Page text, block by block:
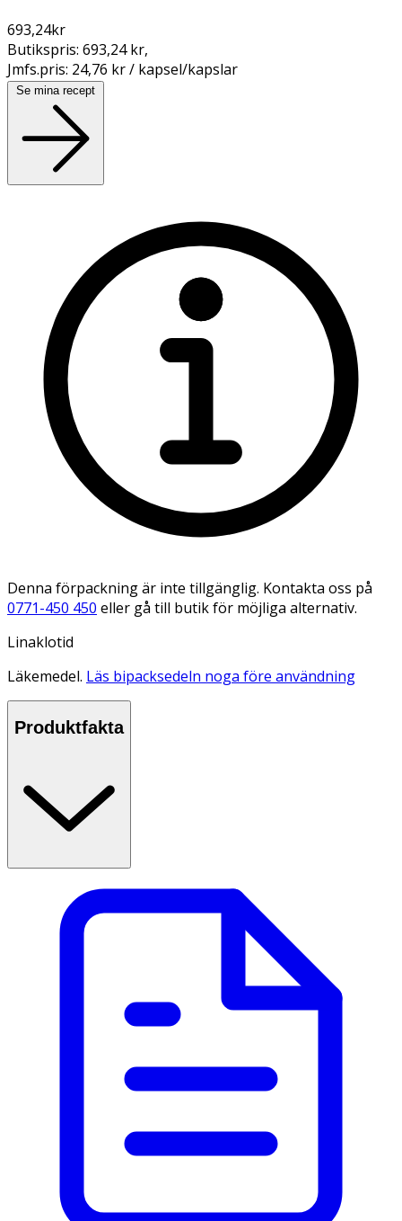
693,24kr
Butikspris: 693,24 kr,
Jmfs.pris: 24,76 kr / kapsel/kapslar
Se mina recept
Denna förpackning är inte tillgänglig. Kontakta oss på
0771-450 450 eller gå till butik för möjliga alternativ.
Linaklotid
Läkemedel. Läs bipacksedeln noga före användning
Produktfakta